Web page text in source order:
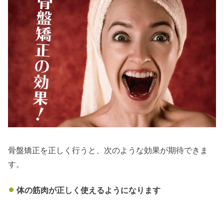
骨盤矯正を正しく行うと、次のような効果が期待できま
す。
体の筋肉が正しく使えるようになります